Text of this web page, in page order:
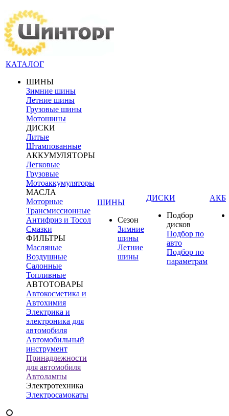
КАТАЛОГ
ШИНЫ
Зимние шины
Летние шины
Грузовые шины
Мотошины
ДИСКИ
Литые
Штампованные
АККУМУЛЯТОРЫ
Легковые
Грузовые
Мотоаккумуляторы
МАСЛА
Моторные
Трансмиссионные
Антифриз и Тосол
Смазки
ФИЛЬТРЫ
Масляные
Воздушные
Салонные
Топливные
АВТОТОВАРЫ
Автокосметика и
Автохимия
Электрика и
электроника для
автомобиля
Автомобильный
инструмент
Принадлежности
для автомобиля
Автолампы
Электротехника
Электросамокаты
ШИНЫ
Сезон
Зимние
шины
Летние
шины
ДИСКИ
Подбор
дисков
Подбор по
авто
Подбор по
параметрам
АКБ